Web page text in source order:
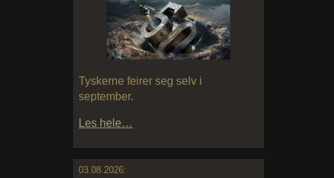
Tyskerne feirer seg selv i
september.
Les hele…
03.08.2026: